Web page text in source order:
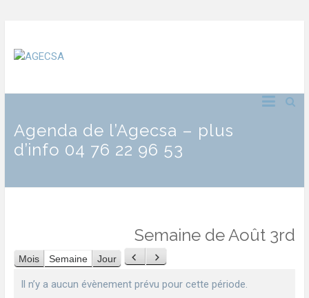
Agenda de l’Agecsa – plus
d’info 04 76 22 96 53
Semaine de Août 3rd
Mois Semaine Jour Précédent
Suivant
Il n’y a aucun évènement prévu pour cette période.